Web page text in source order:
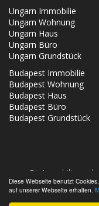
Diese Webseite benutzt
auf unserer Webseite erhalten.
Ungarn Immobilie
Ungarn Wohnung
Ungarn Haus
Ungarn Büro
Ungarn Grundstück
Budapest Immobilie
Budapest Wohnung
Budapest Haus
Budapest Büro
Budapest Grundstück
Die
Verkäufliche Immobilien